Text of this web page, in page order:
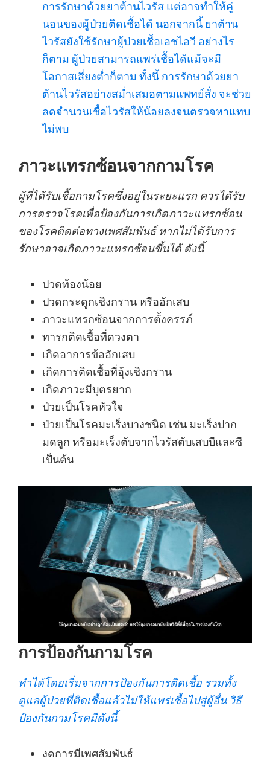
การรักษาด้วยยาต้านไวรัส แต่อาจทำให้คู่
นอนของผู้ป่วยติดเชื้อได้ นอกจากนี้ ยาต้าน
ไวรัสยังใช้รักษาผู้ป่วยเชื้อเอชไอวี อย่างไร
ก็ตาม ผู้ป่วยสามารถแพร่เชื้อได้แม้จะมี
โอกาสเสี่ยงต่ำก็ตาม ทั้งนี้ การรักษาด้วยยา
ต้านไวรัสอย่างสม่ำเสมอตามแพทย์สั่ง จะช่วย
ลดจำนวนเชื้อไวรัสให้น้อยลงจนตรวจหาแทบ
ไม่พบ
ภาวะแทรกซ้อนจากกามโรค
ผู้ที่ได้รับเชื้อกามโรคซึ่งอยู่ในระยะแรก ควรได้รับ
การตรวจโรคเพื่อป้องกันการเกิดภาวะแทรกซ้อน
ของโรคติดต่อทางเพศสัมพันธ์ หากไม่ได้รับการ
รักษาอาจเกิดภาวะแทรกซ้อนขึ้นได้ ดังนี้
ปวดท้องน้อย
ปวดกระดูกเชิงกราน หรืออักเสบ
ภาวะแทรกซ้อนจากการตั้งครรภ์
ทารกติดเชื้อที่ดวงตา
เกิดอาการข้ออักเสบ
เกิดการติดเชื้อที่อุ้งเชิงกราน
เกิดภาวะมีบุตรยาก
ป่วยเป็นโรคหัวใจ
ป่วยเป็นโรคมะเร็งบางชนิด เช่น มะเร็งปาก
มดลูก หรือมะเร็งตับจากไวรัสตับเสบบีและซี
เป็นต้น
การป้องกันกามโรค
ทำได้โดยเริ่มจากการป้องกันการติดเชื้อ รวมทั้ง
ดูแลผู้ป่วยที่ติดเชื้อแล้วไม่ให้แพร่เชื้อไปสู่ผู้อื่น วิธี
ป้องกันกามโรคมีดังนี้
งดการมีเพศสัมพันธ์